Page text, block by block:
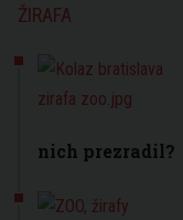
ŽIRAFA
nich prezradil?